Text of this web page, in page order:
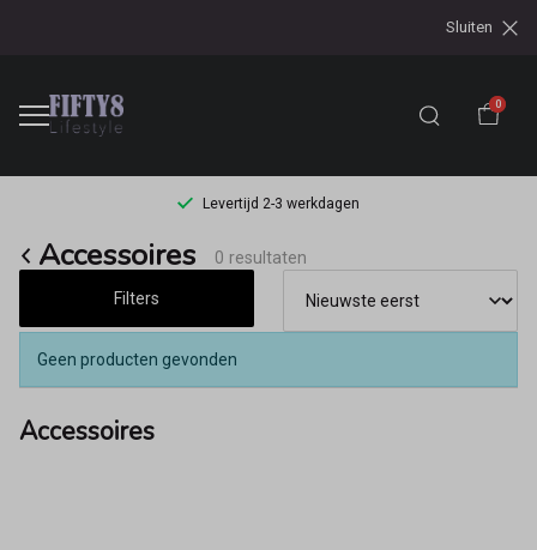
Sluiten
0
Levertijd 2-3 werkdagen
Accessoires
Fifty8
Accessoires 0 resultaten
Filters
Geen producten gevonden
Accessoires